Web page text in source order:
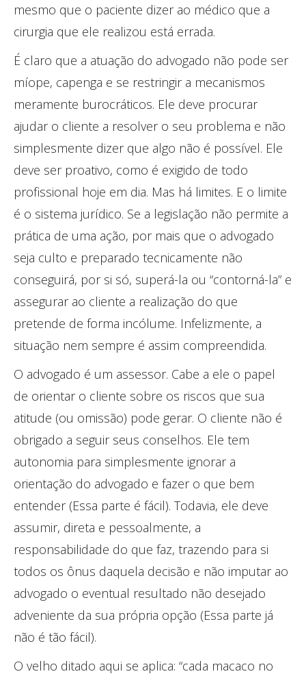
mesmo que o paciente dizer ao médico que a
cirurgia que ele realizou está errada.
É claro que a atuação do advogado não pode ser
míope, capenga e se restringir a mecanismos
meramente burocráticos. Ele deve procurar
ajudar o cliente a resolver o seu problema e não
simplesmente dizer que algo não é possível. Ele
deve ser proativo, como é exigido de todo
profissional hoje em dia. Mas há limites. E o limite
é o sistema jurídico. Se a legislação não permite a
prática de uma ação, por mais que o advogado
seja culto e preparado tecnicamente não
conseguirá, por si só, superá-la ou “contorná-la” e
assegurar ao cliente a realização do que
pretende de forma incólume. Infelizmente, a
situação nem sempre é assim compreendida.
O advogado é um assessor. Cabe a ele o papel
de orientar o cliente sobre os riscos que sua
atitude (ou omissão) pode gerar. O cliente não é
obrigado a seguir seus conselhos. Ele tem
autonomia para simplesmente ignorar a
orientação do advogado e fazer o que bem
entender (Essa parte é fácil). Todavia, ele deve
assumir, direta e pessoalmente, a
responsabilidade do que faz, trazendo para si
todos os ônus daquela decisão e não imputar ao
advogado o eventual resultado não desejado
adveniente da sua própria opção (Essa parte já
não é tão fácil).
O velho ditado aqui se aplica: “cada macaco no